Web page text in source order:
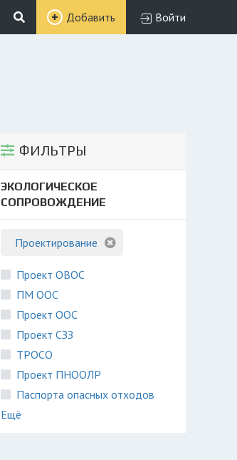
Добавить Войти
ФИЛЬТРЫ
ЭКОЛОГИЧЕСКОЕ
СОПРОВОЖДЕНИЕ
Проектирование
Проект ОВОС
ПМ ООС
Проект ООС
Проект СЗЗ
ТРОСО
Проект ПНООЛР
Паспорта опасных отходов
Ещё